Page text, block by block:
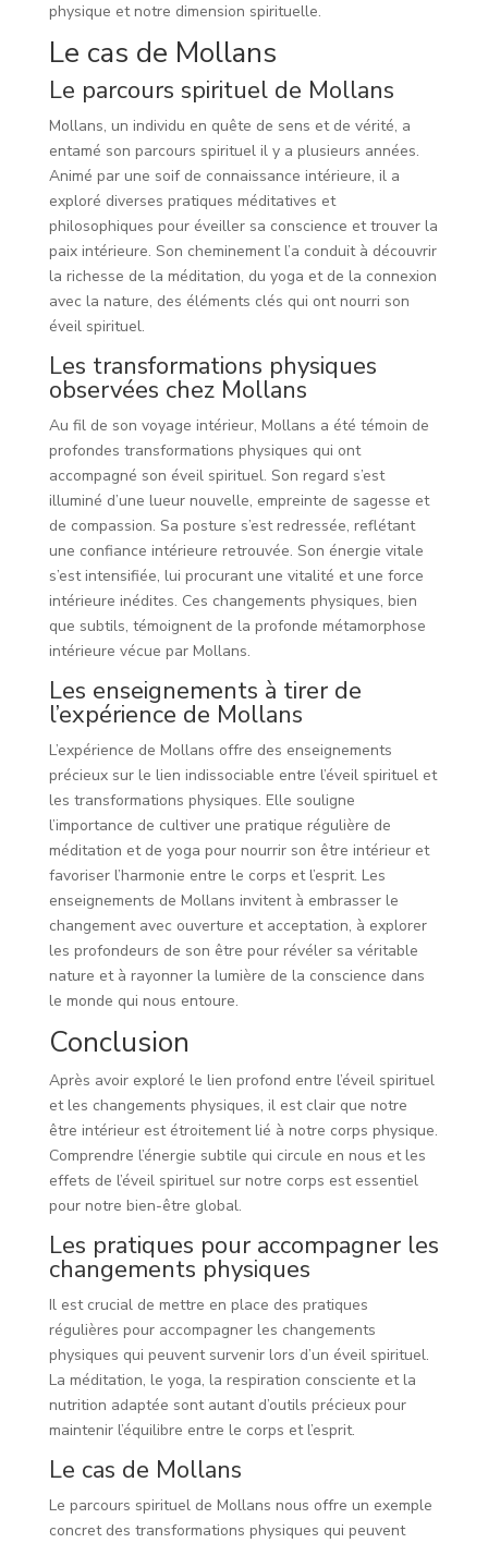
physique et notre dimension spirituelle.
Le cas de Mollans
Le parcours spirituel de Mollans
Mollans, un individu en quête de sens et de vérité, a
entamé son parcours spirituel il y a plusieurs années.
Animé par une soif de connaissance intérieure, il a
exploré diverses pratiques méditatives et
philosophiques pour éveiller sa conscience et trouver la
paix intérieure. Son cheminement l’a conduit à découvrir
la richesse de la méditation, du yoga et de la connexion
avec la nature, des éléments clés qui ont nourri son
éveil spirituel.
Les transformations physiques
observées chez Mollans
Au fil de son voyage intérieur, Mollans a été témoin de
profondes transformations physiques qui ont
accompagné son éveil spirituel. Son regard s’est
illuminé d’une lueur nouvelle, empreinte de sagesse et
de compassion. Sa posture s’est redressée, reflétant
une confiance intérieure retrouvée. Son énergie vitale
s’est intensifiée, lui procurant une vitalité et une force
intérieure inédites. Ces changements physiques, bien
que subtils, témoignent de la profonde métamorphose
intérieure vécue par Mollans.
Les enseignements à tirer de
l’expérience de Mollans
L’expérience de Mollans offre des enseignements
précieux sur le lien indissociable entre l’éveil spirituel et
les transformations physiques. Elle souligne
l’importance de cultiver une pratique régulière de
méditation et de yoga pour nourrir son être intérieur et
favoriser l’harmonie entre le corps et l’esprit. Les
enseignements de Mollans invitent à embrasser le
changement avec ouverture et acceptation, à explorer
les profondeurs de son être pour révéler sa véritable
nature et à rayonner la lumière de la conscience dans
le monde qui nous entoure.
Conclusion
Après avoir exploré le lien profond entre l’éveil spirituel
et les changements physiques, il est clair que notre
être intérieur est étroitement lié à notre corps physique.
Comprendre l’énergie subtile qui circule en nous et les
effets de l’éveil spirituel sur notre corps est essentiel
pour notre bien-être global.
Les pratiques pour accompagner les
changements physiques
Il est crucial de mettre en place des pratiques
régulières pour accompagner les changements
physiques qui peuvent survenir lors d’un éveil spirituel.
La méditation, le yoga, la respiration consciente et la
nutrition adaptée sont autant d’outils précieux pour
maintenir l’équilibre entre le corps et l’esprit.
Le cas de Mollans
Le parcours spirituel de Mollans nous offre un exemple
concret des transformations physiques qui peuvent